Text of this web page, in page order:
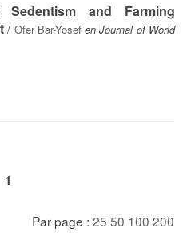
and Farming
/ Ofer Bar-Yosef en Journal of World
1
Par page : 25 50 100 200